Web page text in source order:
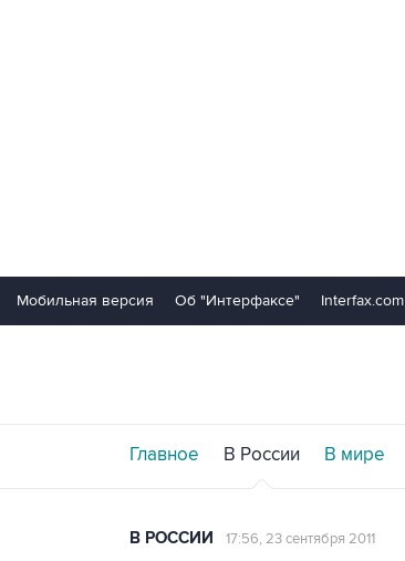
Мобильная версия Об "Интерфаксе" Interfax.com
Главное В России В мире
В РОССИИ 17:56, 23 сентября 2011